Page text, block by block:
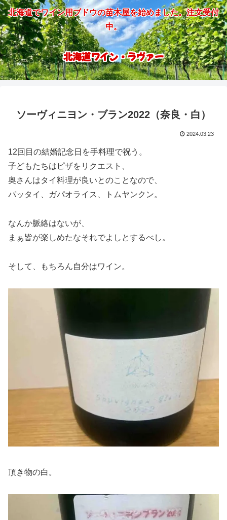
北海道でワイン用ブドウの苗木屋を始めました。注文受付
中。
北海道ワイン・ラヴァー
ソーヴィニヨン・ブラン2022（奈良・白）
2024.03.23
12回目の結婚記念日を手料理で祝う。
子どもたちはピザをリクエスト、
奥さんはタイ料理が良いとのことなので、
パッタイ、ガパオライス、トムヤンクン。
なんか脈絡はないが、
まぁ皆が楽しめたなそれでよしとするべし。
そして、もちろん自分はワイン。
頂き物の白。